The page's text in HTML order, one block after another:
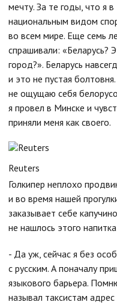
мечту. За те годы, что я
национальным видом
во всем мире. Еще семь
спрашивали: «Беларусь?
город?». Беларусь
и это не пустая
не ощущаю себя
я провел в Минске и
приняли меня как своего.
Reuters
Голкипер неплохо
и во время нашей
заказывает себе
не нашлось этого
- Да уж, сейчас я без
с русским. А поначалу
языкового барьера.
называл таксистам